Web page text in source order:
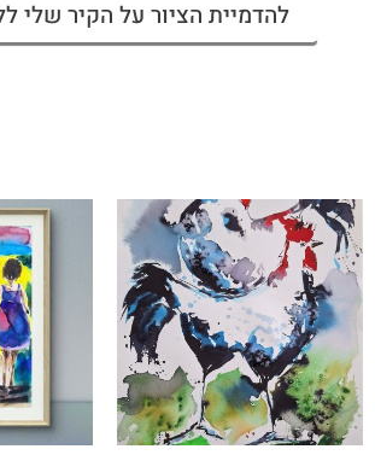
להדמיית הציור על הקיר שלי